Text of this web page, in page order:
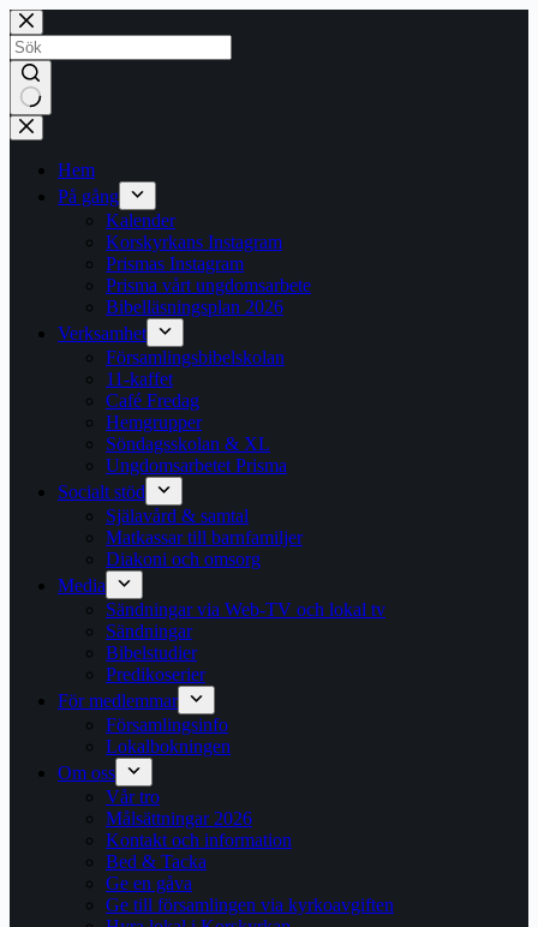
Hoppa
till
innehåll
Inga
resultat
Hem
På gång
Kalender
Korskyrkans Instagram
Prismas Instagram
Prisma vårt ungdomsarbete
Bibelläsningsplan 2026
Verksamhet
Församlingsbibelskolan
11-kaffet
Café Fredag
Hemgrupper
Söndagsskolan & XL
Ungdomsarbetet Prisma
Socialt stöd
Själavård & samtal
Matkassar till barnfamiljer
Diakoni och omsorg
Media
Sändningar via Web-TV och lokal tv
Sändningar
Bibelstudier
Predikoserier
För medlemmar
Församlingsinfo
Lokalbokningen
Om oss
Vår tro
Målsättningar 2026
Kontakt och information
Bed & Tacka
Ge en gåva
Ge till församlingen via kyrkoavgiften